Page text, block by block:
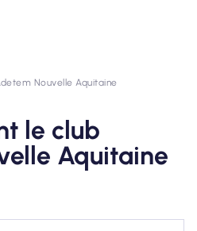
Nouvelle Aquitaine
le club
Aquitaine